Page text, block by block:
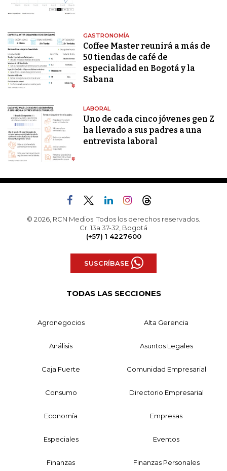
GASTRONOMÍA
Coffee Master reunirá a más de
50 tiendas de café de
especialidad en Bogotá y la
Sabana
LABORAL
Uno de cada cinco jóvenes gen Z
ha llevado a sus padres a una
entrevista laboral
© 2026, RCN Medios. Todos los derechos reservados.
Cr. 13a 37-32, Bogotá
(+57) 1 4227600
SUSCRÍBASE
TODAS LAS SECCIONES
Agronegocios Alta Gerencia
Análisis Asuntos Legales
Caja Fuerte Comunidad Empresarial
Consumo Directorio Empresarial
Economía Empresas
Especiales Eventos
Finanzas Finanzas Personales